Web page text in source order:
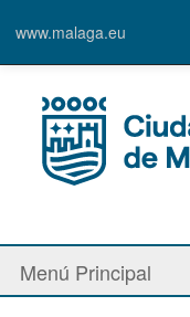
www.malaga.eu
Menú Principal